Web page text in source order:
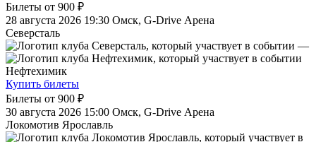
Билеты от 900 ₽
28 августа 2026 19:30 Омск, G-Drive Арена
Северсталь
—
Нефтехимик
Купить билеты
Билеты от 900 ₽
30 августа 2026 15:00 Омск, G-Drive Арена
Локомотив Ярославль